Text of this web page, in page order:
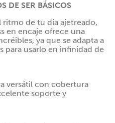
DE SER BÁSICOS
ritmo de tu día ajetreado,
en encaje ofrece una
ya que se adapta a
para usarlo en infinidad de
versátil con cobertura
soporte y